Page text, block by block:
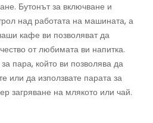
Бутонът за включване и
над работата на машината, а
кафе ви позволяват да
от любимата ви напитка.
пара, който ви позволява да
или да използвате парата за
загряване на млякото или чай.